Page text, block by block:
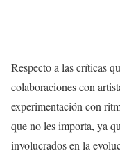
Respecto a las críticas
colaboraciones con
experimentación con
que no les importa, ya
involucrados en la